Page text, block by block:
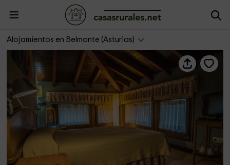
Alojamientos en Belmonte (Asturias)
Gran Hotel Rural Cela